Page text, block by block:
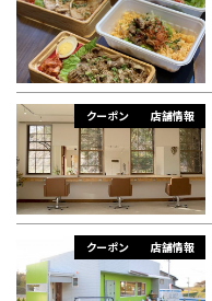
クーポン 店舗情報
クーポン 店舗情報